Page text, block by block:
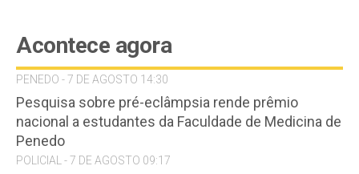
Acontece agora
PENEDO - 7 DE AGOSTO 14:30
Pesquisa sobre pré-eclâmpsia rende prêmio
nacional a estudantes da Faculdade de Medicina de
Penedo
POLICIAL - 7 DE AGOSTO 09:17